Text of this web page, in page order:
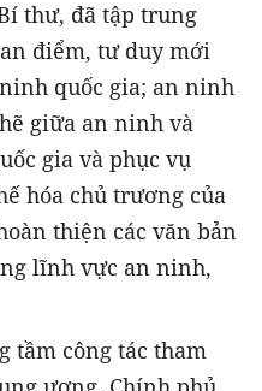
thư, đã tập trung
điểm, tư duy mới
quốc gia; an ninh
giữa an ninh và
gia và phục vụ
hóa chủ trương của
thiện các văn bản
lĩnh vực an ninh,
tầm công tác tham